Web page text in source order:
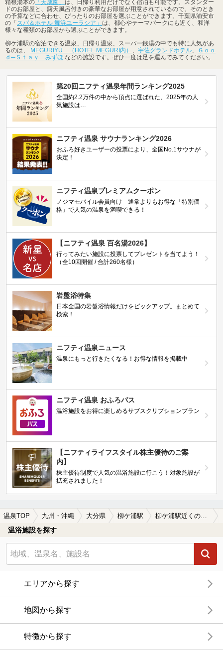
箱根湯本の 「天成園」 は、日帰り利用だけでなく宿泊も可能です。スタンダー
ドのお部屋と、露天風呂付きの豪華なお部屋が用意されているので、そのとき
の予算などに合わせ、ぴったりのお部屋を選ぶことができます。千葉県浦安市
の「スパ＆ホテル 舞浜ユーラシア」 は、都心やテーマパークにも近く、和洋
様々な種類のお部屋から選ぶことができます。
柳ケ浦駅の宿泊できる温泉、日帰り温泉、スーパー銭湯の中でも特に人気があ
るのは、 MEGURIYU （HOTEL MEGURI内） 、 宇佐グランドホテル、
Ｇｏｏ
ｄ─Ｓｔａｙ みずほ などの施設です。ぜひ一度は足を運んでみてください。
第20回ニフティ温泉年間ランキング2025
全国約2.2万件の中から頂点に選ばれた、2025年の人
気施設は…
ニフティ温泉 サウナランキング2026
おふろ好きユーザーの投票により、全国No.1サウナが
決定！
ニフティ温泉プレミアムクーポン
ノジマモバイル会員向け 通常よりもお得な「特別価
格」で人気の温泉を満喫できる！
【ニフティ温泉 百名湯2026】
行ってみたい施設に投票してプレゼントを当てよう！
（全10回開催 / 合計260名様）
岩盤浴特集
日本全国の岩盤浴情報だけをピックアップ。まとめて
検索！
ニフティ温泉ニュース
温泉にもっと行きたくなる！お得な情報を掲載中
ニフティ温泉 おふろパス
温浴施設をお得に楽しめるサブスクリプションプラン
【ニフティライフスタイル株主優待のご案
内】
株主優待制度で人気の温浴施設に行こう！対象施設が
拡充されました！
温泉TOP 九州・沖縄 大分県 柳ケ浦駅 柳ケ浦駅近くの温泉宿・温泉旅館・ホテルおすすめ(2026年版)
温浴施設を探す
エリアから探す
地図から探す
特徴から探す